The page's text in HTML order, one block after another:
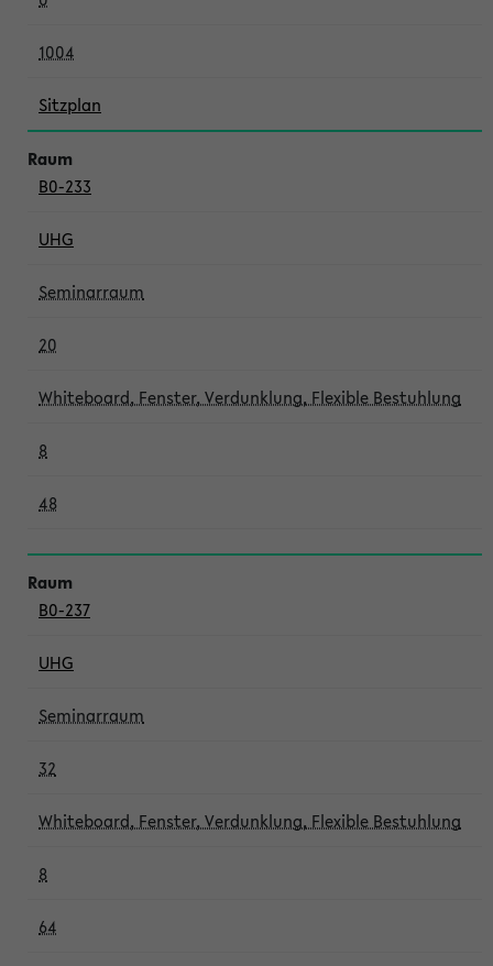
1004
Sitzplan
B0-233
UHG
Seminarraum
20
Whiteboard, Fenster, Verdunklung, Flexible Bestuhlung
8
48
B0-237
UHG
Seminarraum
32
Whiteboard, Fenster, Verdunklung, Flexible Bestuhlung
8
64